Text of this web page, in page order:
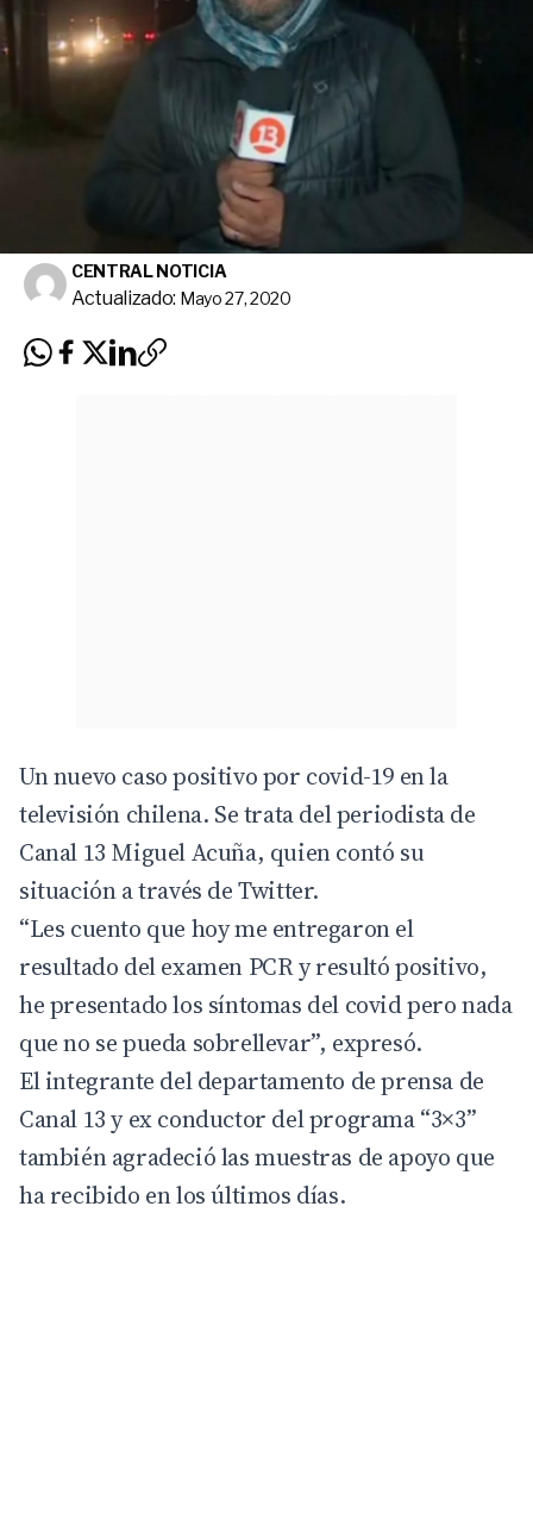
CENTRAL NOTICIA
Actualizado: Mayo 27, 2020
Un nuevo caso positivo por covid-19 en la
televisión chilena. Se trata del periodista de
Canal 13 Miguel Acuña, quien contó su
situación a través de Twitter.
“Les cuento que hoy me entregaron el
resultado del examen PCR y resultó positivo,
he presentado los síntomas del covid pero nada
que no se pueda sobrellevar”, expresó.
El integrante del departamento de prensa de
Canal 13 y ex conductor del programa “3×3”
también agradeció las muestras de apoyo que
ha recibido en los últimos días.